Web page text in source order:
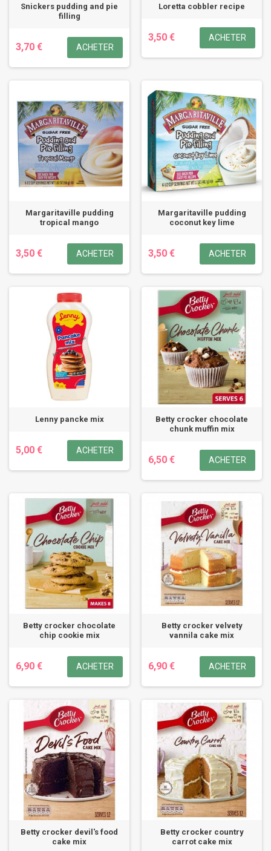
Snickers pudding and pie
filling
3,70 € ACHETER
Loretta cobbler recipe
3,50 € ACHETER
Margaritaville pudding
tropical mango
3,50 € ACHETER
Margaritaville pudding
coconut key lime
3,50 € ACHETER
Lenny pancke mix
5,00 € ACHETER
Betty crocker chocolate
chunk muffin mix
6,50 € ACHETER
Betty crocker chocolate
chip cookie mix
6,90 € ACHETER
Betty crocker velvety
vannila cake mix
6,90 € ACHETER
Betty crocker devil's food
cake mix
Betty crocker country
carrot cake mix